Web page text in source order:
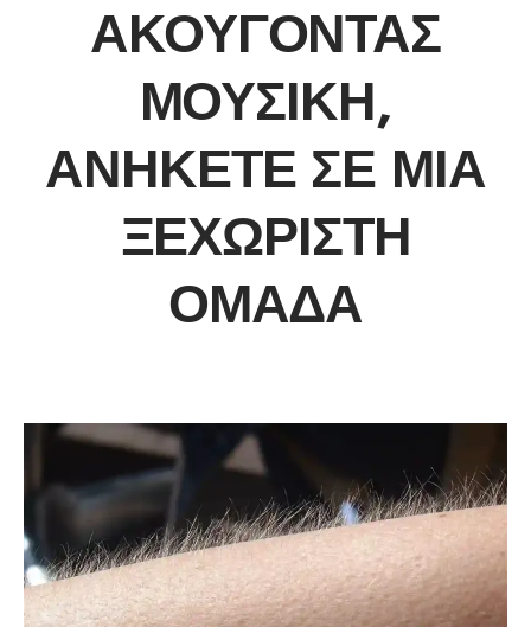
ΑΚΟΎΓΟΝΤΑΣ
ΜΟΥΣΙΚΉ,
ΑΝΉΚΕΤΕ ΣΕ ΜΊΑ
ΞΕΧΩΡΙΣΤΉ
ΟΜΆΔΑ